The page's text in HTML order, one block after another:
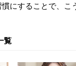
にすることで、こ
覧